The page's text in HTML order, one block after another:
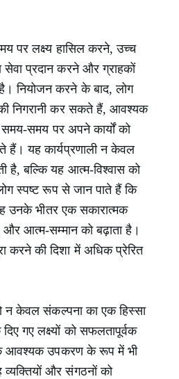
पर लक्ष्य हासिल करने, उच्च
सेवा प्रदान करने और ग्राहकों
है। नियोजन करने के बाद, लोग
निगरानी कर सकते हैं, आवश्यक
समय पर अपने कार्यों को
हैं। यह कार्यप्रणाली न केवल
है, बल्कि यह आत्म-विश्वास को
स्पष्ट रूप से जान पाते हैं कि
उनके भीतर एक सकारात्मक
और आत्म-सम्मान को बढ़ाता है।
करने की दिशा में अधिक प्रेरित
न केवल संकल्पना का एक हिस्सा
दिए गए लक्ष्यों को सफलतापूर्वक
आवश्यक उपकरण के रूप में भी
व्यक्तियों और संगठनों को